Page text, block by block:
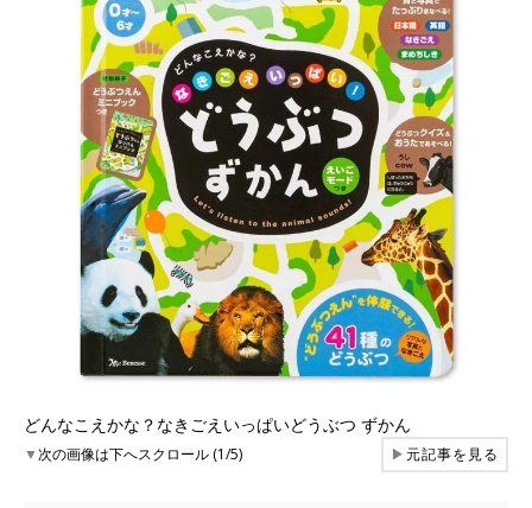
どんなこえかな？なきごえいっぱいどうぶつ ずかん
▼次の画像は下へスクロール (1/5) ▶元記事を見る